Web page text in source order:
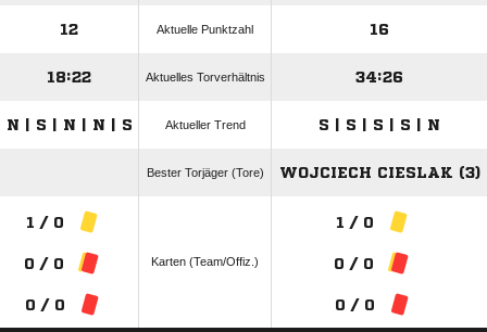
12 Aktuelle Punktzahl 16
18:22 Aktuelles Torverhältnis 34:26
N | S | N | N | S Aktueller Trend S | S | S | S | N
Bester Torjäger (Tore) WOJCIECH CIESLAK (3)
1 / 0
0 / 0
0 / 0
Karten (Team/Offiz.)
1 / 0
0 / 0
0 / 0